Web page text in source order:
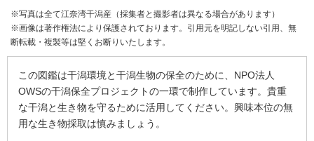
※写真は全て江奈湾干潟産（採集者と撮影者は異なる場合があります）
※画像は著作権法により保護されております。引用元を明記しない引用、無
断転載・複製等は堅くお断りいたします。
この図鑑は干潟環境と干潟生物の保全のために、NPO法人
OWSの干潟保全プロジェクトの一環で制作しています。貴重
な干潟と生き物を守るために活用してください。興味本位の無
用な生き物採取は慎みましょう。